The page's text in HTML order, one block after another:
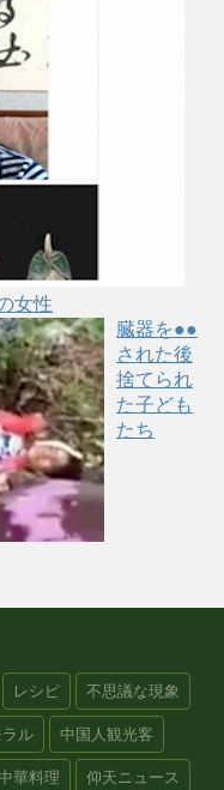
女性
臓器を●●
された後
捨てられ
た子ども
たち
レシピ 不思議な現象
ル 中国人観光客
華料理 仰天ニュース